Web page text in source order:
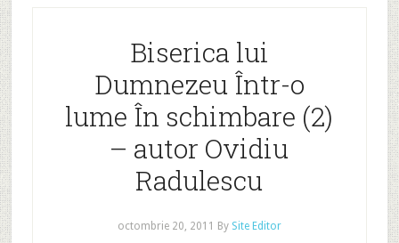
Biserica lui
Dumnezeu Într-o
lume În schimbare (2)
– autor Ovidiu
Radulescu
octombrie 20, 2011 By Site Editor